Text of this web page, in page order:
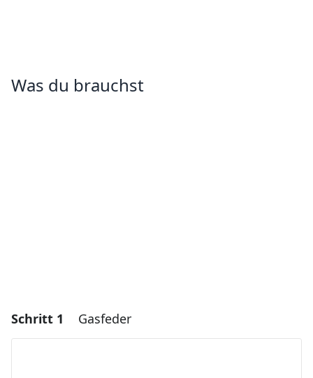
Was du brauchst
Schritt 1 Gasfeder